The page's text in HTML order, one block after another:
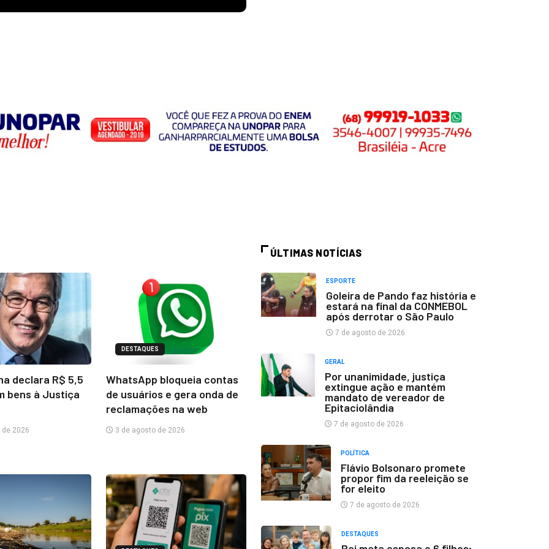
declara R$ 5,5
bens à Justiça
2026
DESTAQUES
WhatsApp bloqueia contas
de usuários e gera onda de
reclamações na web
3 de agosto de 2026
ÚLTIMAS NOTÍCIAS
ESPORTE
Goleira de Pando faz história e
estará na final da CONMEBOL
após derrotar o São Paulo
7 de agosto de 2026
GERAL
Por unanimidade, justiça
extingue ação e mantém
mandato de vereador de
Epitaciolândia
7 de agosto de 2026
POLÍTICA
Flávio Bolsonaro promete
propor fim da reeleição se
for eleito
7 de agosto de 2026
DESTAQUES